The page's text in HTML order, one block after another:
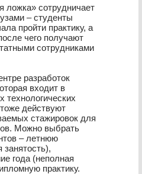
ложка» сотрудничает
– студенты
пройти практику, а
чего получают
сотрудниками
разработок
входит в
технологических
действуют
стажировок для
Можно выбрать
– летнюю
занятость),
года (неполная
практику.